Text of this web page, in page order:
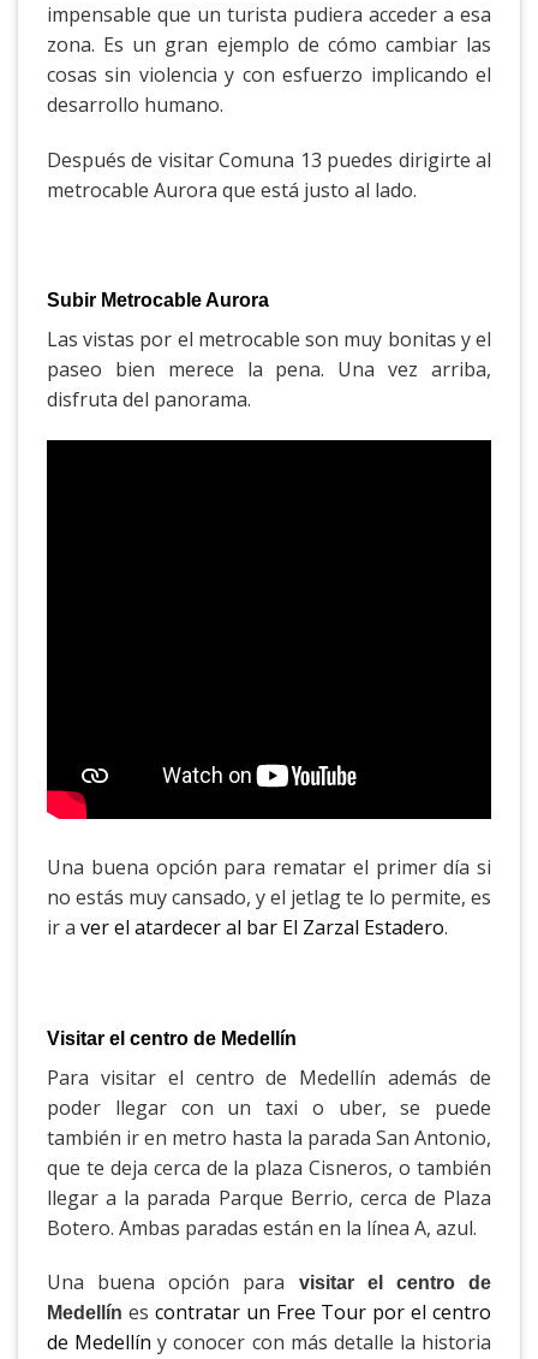
impensable que un turista pudiera acceder a esa
zona. Es un gran ejemplo de cómo cambiar las
cosas sin violencia y con esfuerzo implicando el
desarrollo humano.
Después de visitar Comuna 13 puedes dirigirte al
metrocable Aurora que está justo al lado.
Subir Metrocable Aurora
Las vistas por el metrocable son muy bonitas y el
paseo bien merece la pena. Una vez arriba,
disfruta del panorama.
Una buena opción para rematar el primer día si
no estás muy cansado, y el jetlag te lo permite, es
ir a ver el atardecer al bar El Zarzal Estadero.
Visitar el centro de Medellín
Para visitar el centro de Medellín además de
poder llegar con un taxi o uber, se puede
también ir en metro hasta la parada San Antonio,
que te deja cerca de la plaza Cisneros, o también
llegar a la parada Parque Berrio, cerca de Plaza
Botero. Ambas paradas están en la línea A, azul.
Una buena opción para
visitar el centro de
Medellín es contratar un Free Tour por el centro
de Medellín y conocer con más detalle la historia